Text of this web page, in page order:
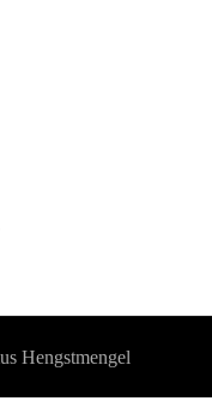
Hengstmengel